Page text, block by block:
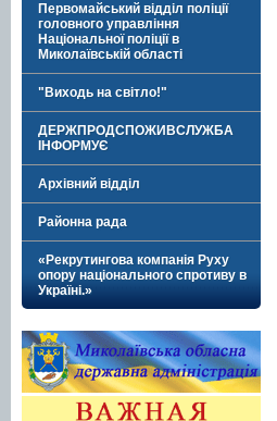
Первомайський відділ поліції
головного управління
Національної поліції в
Миколаївській області
"Виходь на світло!"
ДЕРЖПРОДСПОЖИВСЛУЖБА
ІНФОРМУЄ
Архівний відділ
Районна рада
«Рекрутингова компанія Руху
опору національного спротиву в
Україні.»